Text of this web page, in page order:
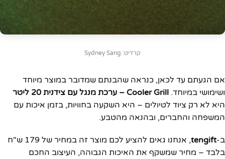
קרדיט: Sydney Sang
אם הגעתם עד לכאן, כנראה שהבנתם שמדובר במוצר מיוחד
ושימושי במיוחד. Cooler Grill – ערכת מנגל עם צידנית 20 ליטר
היא לא רק ציוד לטיולים – היא השקעה בחוויות, בזמן איכות עם
המשפחה והחברים, ובהנאה מהטבע.
ב-tengift
, אנחנו גאים להציע לכם מוצר זה במחיר של 179 ש"ח
בלבד – מחיר שמשקף את האיכות הגבוהה, העיצוב החכם